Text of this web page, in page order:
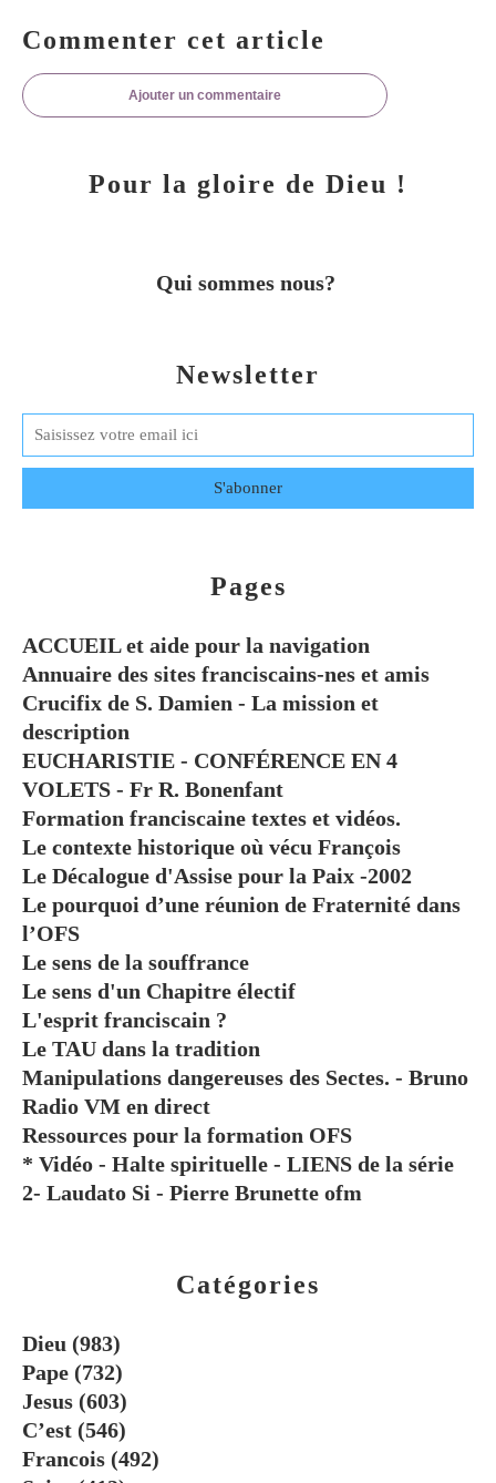
Commenter cet article
Ajouter un commentaire
Newsletter
Catégories
Dieu (983)
Pape (732)
Jesus (603)
C’est (546)
Francois (492)
Pages
ACCUEIL et aide pour la navigation
Annuaire des sites franciscains-nes et amis
Crucifix de S. Damien - La mission et
description
EUCHARISTIE - CONFÉRENCE EN 4
VOLETS - Fr R. Bonenfant
Formation franciscaine textes et vidéos.
Le contexte historique où vécu François
Le Décalogue d'Assise pour la Paix -2002
Le pourquoi d’une réunion de Fraternité dans
l’OFS
Le sens de la souffrance
Le sens d'un Chapitre électif
L'esprit franciscain ?
Le TAU dans la tradition
Manipulations dangereuses des Sectes. - Bruno
Radio VM en direct
Ressources pour la formation OFS
* Vidéo - Halte spirituelle - LIENS de la série
2- Laudato Si - Pierre Brunette ofm
Pour la gloire de Dieu !
Qui sommes nous?